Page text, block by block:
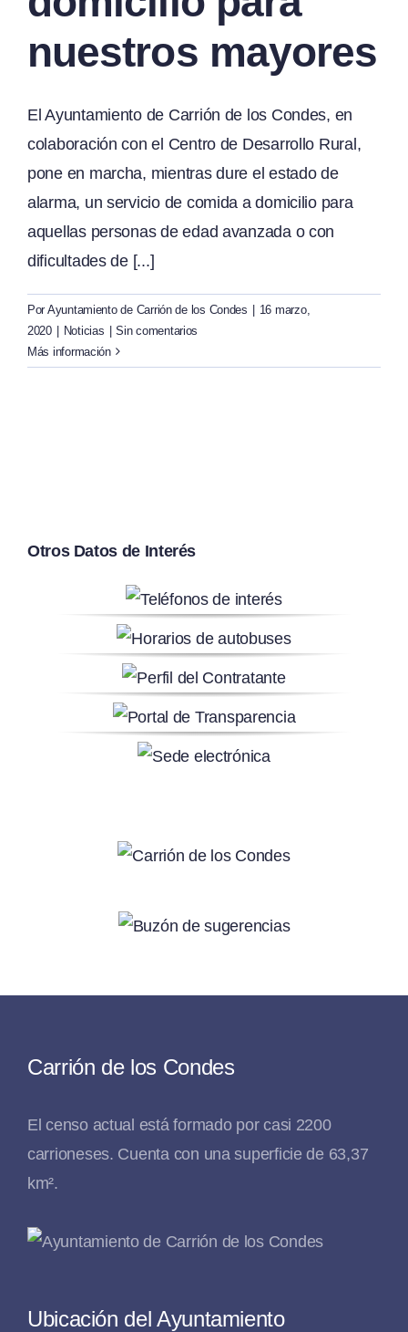
nuestros mayores
El Ayuntamiento de Carrión de los Condes, en
colaboración con el Centro de Desarrollo Rural,
pone en marcha, mientras dure el estado de
alarma, un servicio de comida a domicilio para
aquellas personas de edad avanzada o con
dificultades de [...]
Por Ayuntamiento de Carrión de los Condes
16 marzo,
2020
Noticias
Sin comentarios
Más información
Otros Datos de Interés
Carrión de los Condes
El censo actual está formado por casi 2200
carrioneses. Cuenta con una superficie de 63,37
km².
Ubicación del Ayuntamiento